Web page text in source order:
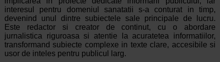
interesul pentru domeniul sanatatii s-a conturat in timp,
devenind unul dintre subiectele sale principale de lucru.
Este redactor si creator de continut, cu o abordare
jurnalistica riguroasa si atentie la acuratetea informatiilor,
transformand subiecte complexe in texte clare, accesibile si
usor de inteles pentru publicul larg.